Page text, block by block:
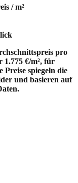
/ m²
pro
€/m², für
Preise spiegeln die
und basieren auf